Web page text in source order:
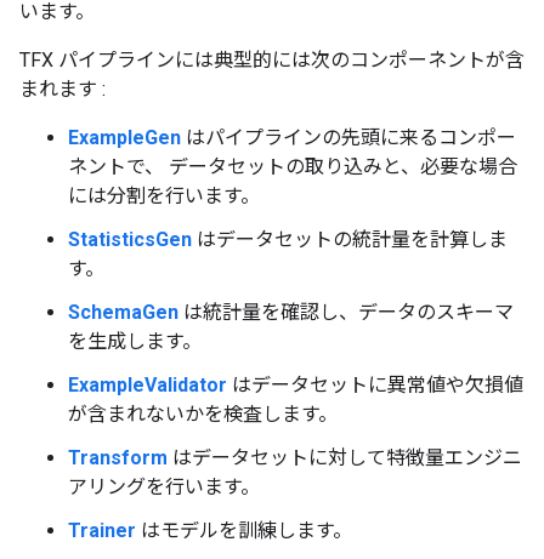
います。
TFX パイプラインには典型的には次のコンポーネントが含
まれます :
ExampleGen はパイプラインの先頭に来るコンポー
ネントで、 データセットの取り込みと、必要な場合
には分割を行います。
StatisticsGen はデータセットの統計量を計算しま
す。
SchemaGen は統計量を確認し、データのスキーマ
を生成します。
ExampleValidator はデータセットに異常値や欠損値
が含まれないかを検査します。
Transform はデータセットに対して特徴量エンジニ
アリングを行います。
Trainer はモデルを訓練します。